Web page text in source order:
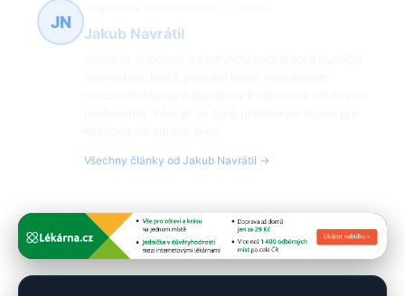
JN
Jakub Navrátil
Všechny články od Jakub Navrátil →